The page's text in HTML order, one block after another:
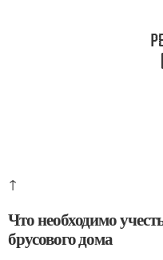
↑
Что необходимо
брусового дома